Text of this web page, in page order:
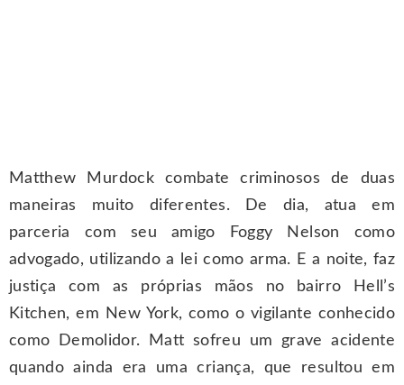
Matthew Murdock combate criminosos de duas
maneiras muito diferentes. De dia, atua em
parceria com seu amigo Foggy Nelson como
advogado, utilizando a lei como arma. E a noite, faz
justiça com as próprias mãos no bairro Hell’s
Kitchen, em New York, como o vigilante conhecido
como Demolidor. Matt sofreu um grave acidente
quando ainda era uma criança, que resultou em